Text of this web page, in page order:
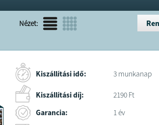
Nézet:
Kiszállítási idő: 3 munkanap
Kiszállítási díj:
2190 Ft
Garancia:
1 év